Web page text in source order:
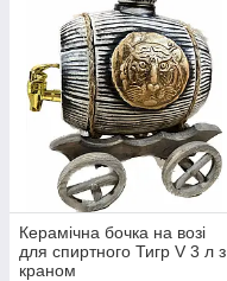
Керамічна бочка на возі
для спиртного Тигр V 3 л з
краном